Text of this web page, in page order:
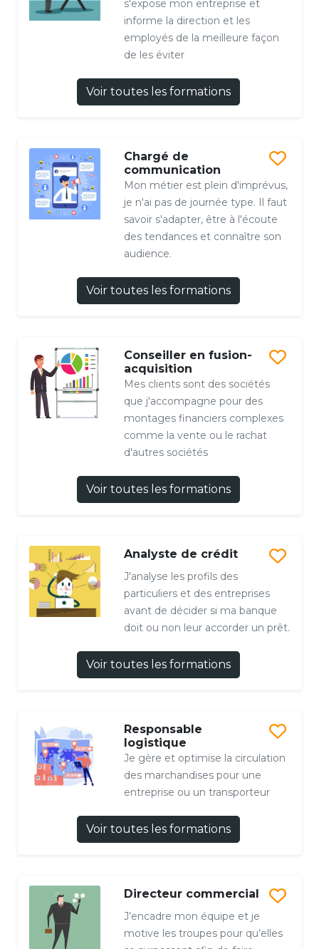
s'expose mon entreprise et
informe la direction et les
employés de la meilleure façon
de les éviter
Voir toutes les formations
Chargé de
communication
Mon métier est plein d'imprévus,
je n'ai pas de journée type. Il faut
savoir s'adapter, être à l'écoute
des tendances et connaître son
audience.
Voir toutes les formations
Conseiller en fusion-
acquisition
Mes clients sont des sociétés
que j'accompagne pour des
montages financiers complexes
comme la vente ou le rachat
d'autres sociétés
Voir toutes les formations
Analyste de crédit
J'analyse les profils des
particuliers et des entreprises
avant de décider si ma banque
doit ou non leur accorder un prêt.
Voir toutes les formations
Responsable
logistique
Je gère et optimise la circulation
des marchandises pour une
entreprise ou un transporteur
Voir toutes les formations
Directeur commercial
J’encadre mon équipe et je
motive les troupes pour qu’elles